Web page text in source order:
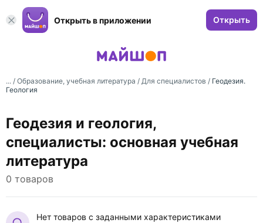
Открыть в приложении Открыть
... / Образование, учебная литература / Для специалистов / Геодезия.
Геология
Геодезия и геология,
специалисты: основная учебная
литература
0 товаров
Нет товаров с заданными характеристиками